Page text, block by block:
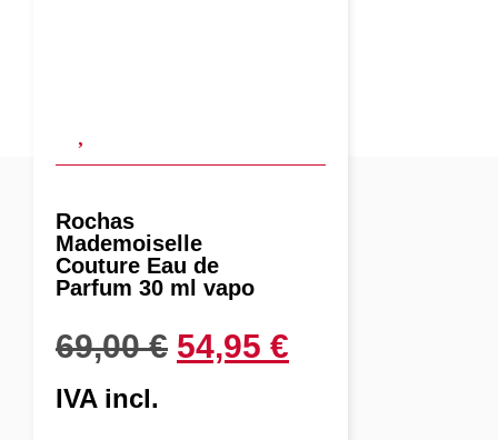
Rochas
Mademoiselle
Couture Eau de
Parfum 30 ml vapo
69,00€ 54,95 €
IVA incl.